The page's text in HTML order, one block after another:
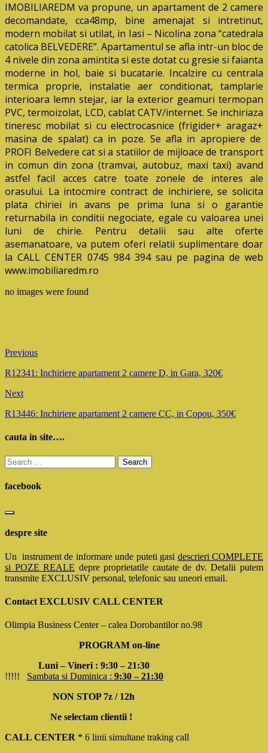
IMOBILIAREDM va propune, un apartament de 2 camere
decomandate, cca48mp, bine amenajat si intretinut,
modern mobilat si utilat, in Iasi – Nicolina zona “catedrala
catolica BELVEDERE”. Apartamentul se afla intr-un bloc de
4 nivele din zona amintita si este dotat cu gresie si faianta
moderne in hol, baie si bucatarie. Incalzire cu centrala
termica proprie, instalatie aer conditionat, tamplarie
interioara lemn stejar, iar la exterior geamuri termopan
PVC, termoizolat, LCD, cablat CATV/internet. Se inchiriaza
tineresc mobilat si cu electrocasnice (frigider+ aragaz+
masina de spalat) ca in poze. Se afla in apropiere de
PROFI Belvedere cat si a statiilor de mijloace de transport
in comun din zona (tramvai, autobuz, maxi taxi) avand
astfel facil acces catre toate zonele de interes ale
orasului. La intocmire contract de inchiriere, se solicita
plata chiriei in avans pe prima luna si o garantie
returnabila in conditii negociate, egale cu valoarea unei
luni de chirie. Pentru detalii sau alte oferte
asemanatoare, va putem oferi relatii suplimentare doar
la CALL CENTER 0745 984 394 sau pe pagina de web
www.imobiliaredm.ro
no images were found
Previous
R12341: Inchiriere apartament 2 camere D, in Gara, 320€
Next
R13446: Inchiriere apartament 2 camere CC, in Copou, 350€
cauta in site….
Search
for:
facebook
despre site
Un instrument de informare unde puteti gasi descrieri COMPLETE
si POZE REALE depre proprietatile cautate de dv. Detalii putem
transmite EXCLUSIV personal, telefonic sau uneori email.
Contact EXCLUSIV CALL CENTER
Olimpia Business Center – calea Dorobantilor no.98
PROGRAM on-line
Luni – Vineri : 9:30 – 21:30
!!!!! Sambata si Duminica : 9:30 – 21:30
NON STOP 7z / 12h
Ne selectam clientii !
CALL CENTER * 6 linii simultane traking call